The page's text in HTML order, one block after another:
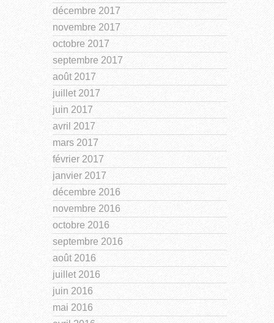
décembre 2017
novembre 2017
octobre 2017
septembre 2017
août 2017
juillet 2017
juin 2017
avril 2017
mars 2017
février 2017
janvier 2017
décembre 2016
novembre 2016
octobre 2016
septembre 2016
août 2016
juillet 2016
juin 2016
mai 2016